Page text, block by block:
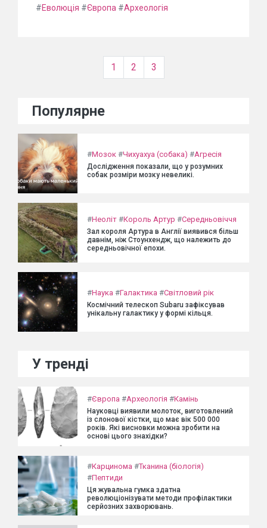
#Еволюція #Європа #Археологія
1 2 3
Популярне
#Мозок #Чихуахуа (собака) #Агресія
Дослідження показали, що у розумних
собак розміри мозку невеликі.
#Неоліт #Король Артур #Середньовіччя
Зал короля Артура в Англії виявився більш
давнім, ніж Стоунхендж, що належить до
середньовічної епохи.
#Наука #Галактика #Світловий рік
Космічний телескоп Subaru зафіксував
унікальну галактику у формі кільця.
У тренді
#Європа #Археологія #Камінь
Науковці виявили молоток, виготовлений
із слонової кістки, що має вік 500 000
років. Які висновки можна зробити на
основі цього знахідки?
#Карцинома #Тканина (біологія)
#Пептиди
Ця жувальна гумка здатна
революціонізувати методи профілактики
серйозних захворювань.